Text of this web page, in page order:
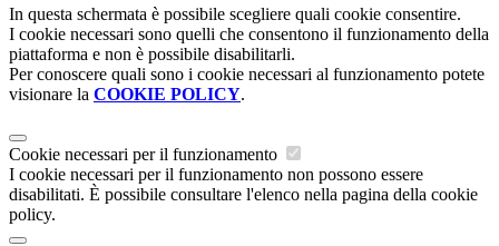
In questa schermata è possibile scegliere quali cookie consentire.
I cookie necessari sono quelli che consentono il funzionamento della
piattaforma e non è possibile disabilitarli.
Per conoscere quali sono i cookie necessari al funzionamento potete
visionare la COOKIE POLICY.
Cookie necessari per il funzionamento
I cookie necessari per il funzionamento non possono essere
disabilitati. È possibile consultare l'elenco nella pagina della cookie
policy.